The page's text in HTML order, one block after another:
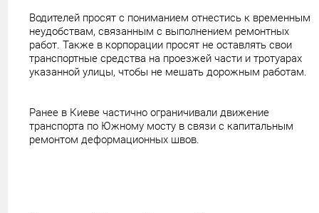
Водителей просят с пониманием отнестись к временным
неудобствам, связанным с выполнением ремонтных
работ. Также в корпорации просят не оставлять свои
транспортные средства на проезжей части и тротуарах
указанной улицы, чтобы не мешать дорожным работам.
Ранее в Киеве частично ограничивали движение
транспорта по Южному мосту в связи с капитальным
ремонтом деформационных швов.